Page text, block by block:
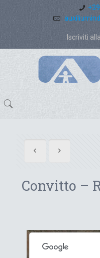
Iscriviti
Convitto –